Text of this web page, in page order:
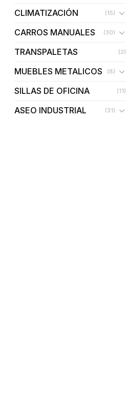
CLIMATIZACIÓN (15)
CARROS MANUALES (30)
TRANSPALETAS (2)
MUEBLES METALICOS (8)
SILLAS DE OFICINA (11)
ASEO INDUSTRIAL (31)